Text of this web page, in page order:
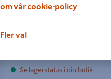
Se lagerstatus i din butik
om vår cookie-policy
Fler val